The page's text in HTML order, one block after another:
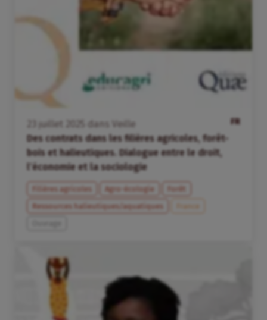
FR
juillet dans
Veille
Des contrats dans les filières agricoles, forêt-
bois et halieutiques. Dialogue entre le droit,
l’économie et la sociologie
Filières agricoles Agro-écologie
Forêt
Ressources halieutiques/aquatiques
France